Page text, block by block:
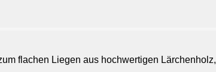
flachen Liegen aus hochwertigen Lärchenholz,